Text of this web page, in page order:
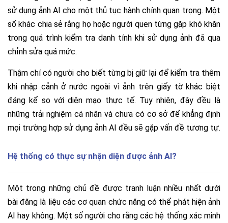
sử dụng ảnh AI cho một thủ tục hành chính quan trọng. Một
số khác chia sẻ rằng họ hoặc người quen từng gặp khó khăn
trong quá trình kiểm tra danh tính khi sử dụng ảnh đã qua
chỉnh sửa quá mức.
Thậm chí có người cho biết từng bị giữ lại để kiểm tra thêm
khi nhập cảnh ở nước ngoài vì ảnh trên giấy tờ khác biệt
đáng kể so với diện mạo thực tế. Tuy nhiên, đây đều là
những trải nghiệm cá nhân và chưa có cơ sở để khẳng định
mọi trường hợp sử dụng ảnh AI đều sẽ gặp vấn đề tương tự.
Hệ thống có thực sự nhận diện được ảnh AI?
Một trong những chủ đề được tranh luận nhiều nhất dưới
bài đăng là liệu các cơ quan chức năng có thể phát hiện ảnh
AI hay không. Một số người cho rằng các hệ thống xác minh